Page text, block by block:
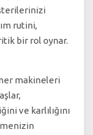
rutini,
bir rol oynar.
makineleri
ve karlılığını